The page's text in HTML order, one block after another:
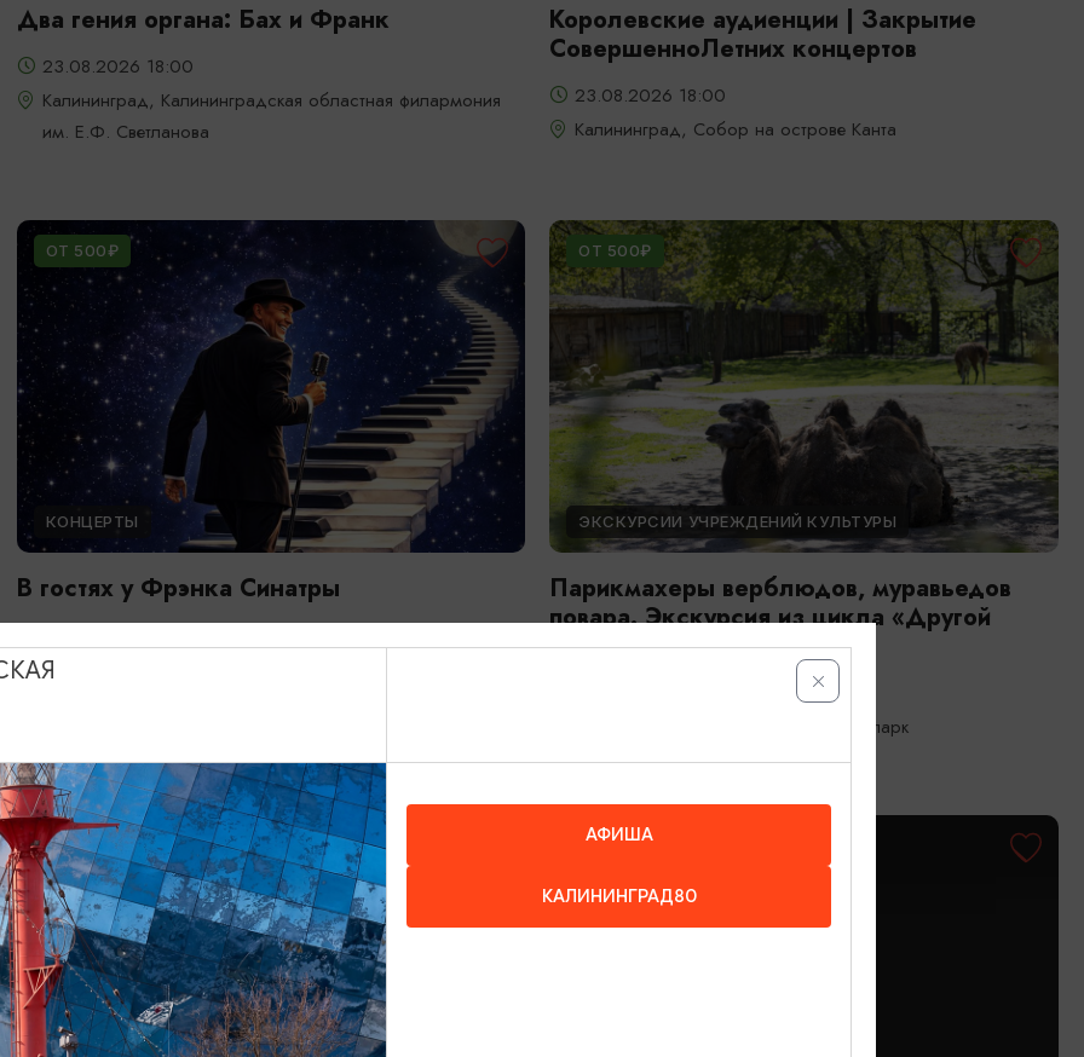
Два гения органа: Бах и Франк
23.08.2026 18:00
Калининград, Калининградская областная филармония
им. Е.Ф. Светланова
Королевские аудиенции | Закрытие
СовершенноЛетних концертов
23.08.2026 18:00
Калининград, Собор на острове Канта
ОТ 500₽
КОНЦЕРТЫ
В гостях у Фрэнка Синатры
Светлогорск, Театр эстрады «Янтарь-холл»
ОТ 500₽
ЭКСКУРСИИ УЧРЕЖДЕНИЙ КУЛЬТУРЫ
Парикмахеры верблюдов, муравьедов
повара. Экскурсия из цикла «Другой
зоопарк»
Калининград, Калининградский зоопарк
ОТ 250₽ ОТ 1500₽
АФИША
КАЛИНИНГРАД80